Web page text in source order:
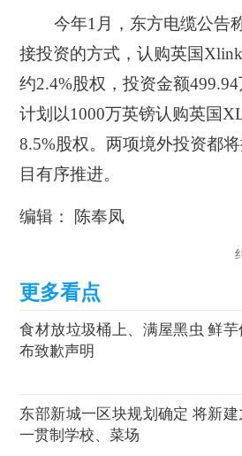
今年1月，东方电缆公告
接投资的方式，认购英国
约2.4%股权，投资金额
计划以1000万英镑认购英国
8.5%股权。两项境外投资都
目有序推进。
编辑： 陈奉凤
食材放垃圾桶上、满屋黑虫 鲜芋
布致歉声明
东部新城一区块规划确定 将新建
一贯制学校、菜场